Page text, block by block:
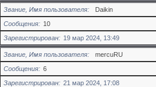
Звание, Имя пользователя
Daikin
Сообщения
10
Зарегистрирован
19 мар 2024, 13:49
Звание, Имя пользователя
mercuRU
Сообщения
6
Зарегистрирован
21 мар 2024, 17:08